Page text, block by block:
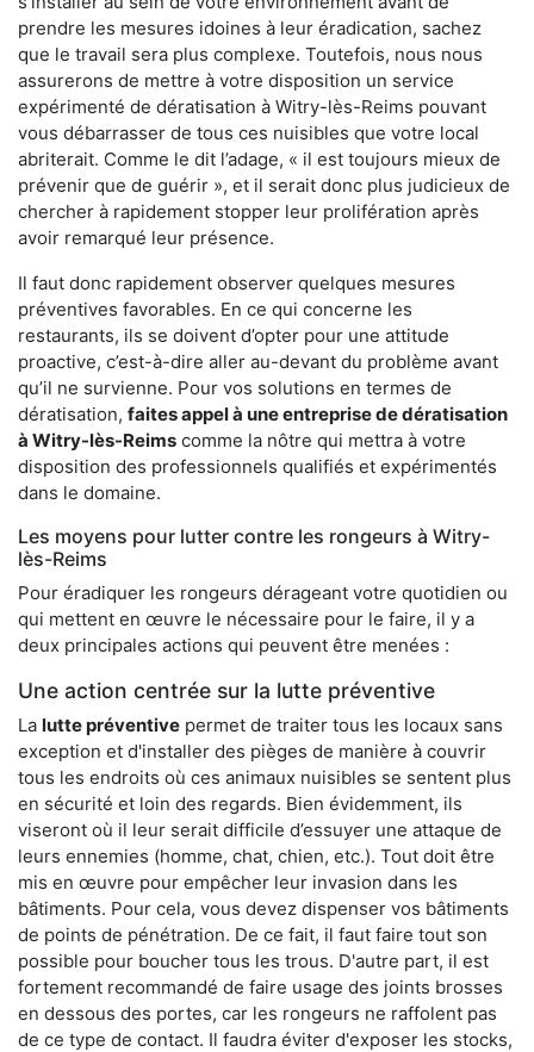
prendre les mesures idoines à leur éradication, sachez
que le travail sera plus complexe. Toutefois, nous nous
assurerons de mettre à votre disposition un service
expérimenté de dératisation à Witry-lès-Reims pouvant
vous débarrasser de tous ces nuisibles que votre local
abriterait. Comme le dit l’adage, « il est toujours mieux de
prévenir que de guérir », et il serait donc plus judicieux de
chercher à rapidement stopper leur prolifération après
avoir remarqué leur présence.
Il faut donc rapidement observer quelques mesures
préventives favorables. En ce qui concerne les
restaurants, ils se doivent d’opter pour une attitude
proactive, c’est-à-dire aller au-devant du problème avant
qu’il ne survienne. Pour vos solutions en termes de
dératisation, faites appel à une entreprise de dératisation
à Witry-lès-Reims comme la nôtre qui mettra à votre
disposition des professionnels qualifiés et expérimentés
dans le domaine.
Les moyens pour lutter contre les rongeurs à Witry-
lès-Reims
Pour éradiquer les rongeurs dérageant votre quotidien ou
qui mettent en œuvre le nécessaire pour le faire, il y a
deux principales actions qui peuvent être menées :
Une action centrée sur la lutte préventive
La lutte préventive permet de traiter tous les locaux sans
exception et d'installer des pièges de manière à couvrir
tous les endroits où ces animaux nuisibles se sentent plus
en sécurité et loin des regards. Bien évidemment, ils
viseront où il leur serait difficile d’essuyer une attaque de
leurs ennemies (homme, chat, chien, etc.). Tout doit être
mis en œuvre pour empêcher leur invasion dans les
bâtiments. Pour cela, vous devez dispenser vos bâtiments
de points de pénétration. De ce fait, il faut faire tout son
possible pour boucher tous les trous. D'autre part, il est
fortement recommandé de faire usage des joints brosses
en dessous des portes, car les rongeurs ne raffolent pas
de ce type de contact. Il faudra éviter d'exposer les stocks,